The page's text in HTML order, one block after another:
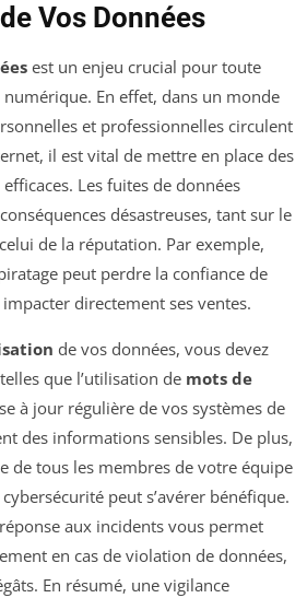
Vos Données
est un enjeu crucial pour toute
numérique. En effet, dans un monde
et professionnelles circulent
il est vital de mettre en place des
Les fuites de données
désastreuses, tant sur le
de la réputation. Par exemple,
peut perdre la confiance de
directement ses ventes.
de vos données, vous devez
que l’utilisation de mots de
à jour régulière de vos systèmes de
des informations sensibles. De plus,
de tous les membres de votre équipe
peut s’avérer bénéfique.
aux incidents vous permet
en cas de violation de données,
En résumé, une vigilance